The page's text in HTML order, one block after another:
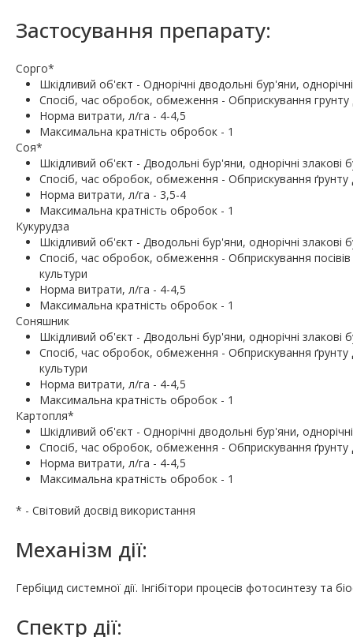
Застосування препарату:
Сорго*
Шкiдливий об'єкт - Однорічні дводольні бур'яни,
Спосіб, час обробок, обмеження - Обприскування грунту
Норма витрати, л/га - 4-4,5
Максимальна кратність обробок - 1
Соя*
Шкiдливий об'єкт - Дводольні бур'яни, однорічні злакові
Спосіб, час обробок, обмеження - Обприскування ґрунту
Норма витрати, л/га - 3,5-4
Максимальна кратність обробок - 1
Кукурудза
Шкiдливий об'єкт - Дводольні бур'яни, однорічні злакові
Спосіб, час обробок, обмеження - Обприскування
культури
Норма витрати, л/га - 4-4,5
Максимальна кратність обробок - 1
Соняшник
Шкiдливий об'єкт - Дводольні бур'яни, однорічні злакові
Спосіб, час обробок, обмеження - Обприскування ґрунту
культури
Норма витрати, л/га - 4-4,5
Максимальна кратність обробок - 1
Картопля*
Шкiдливий об'єкт - Однорічні дводольні бур'яни,
Спосіб, час обробок, обмеження - Обприскування ґрунту
Норма витрати, л/га - 4-4,5
Максимальна кратність обробок - 1
* - Свiтовий досвiд використання
Механiзм дії:
Гербіцид системної дії. Інгібітори процесів фотосинтезу та
Спектр дії: